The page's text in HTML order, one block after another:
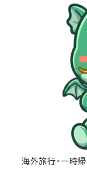
海外旅行・一時